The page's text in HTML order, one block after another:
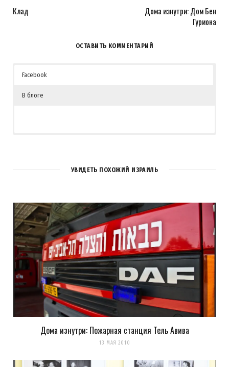
Клад
Дома изнутри: Дом Бен
Гуриона
ОСТАВИТЬ КОММЕНТАРИЙ
Facebook
В блоге
4КОММЕНТАРИЯ
ИраКо
15 ЛЕТ AGO
REPLY
Хочу винтовые лестницы и патио! И чтобы спать открытым
небом!
И все выходец из Украины!После того, как все талантливые
выехали, в Украине с архитектурой беда!
Загрузка...
УВИДЕТЬ ПОХОЖИЙ ИЗРАИЛЬ
Дома изнутри: Пожарная станция Тель Авива
13 МАЯ 2010